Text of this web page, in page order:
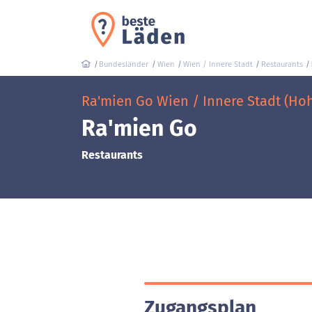
Bundesländer Wien Wien / Innere Stadt Restaurants
Ra'mien Go Wien / Innere Stadt
Ra'mien Go
Restaurants